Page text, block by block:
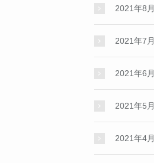
2021年8月
2021年7月
2021年6月
2021年5月
2021年4月